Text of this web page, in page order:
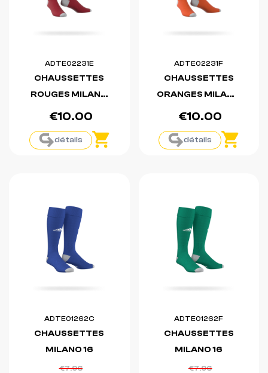
ADTE02231E
CHAUSSETTES
ROUGES MILANO
23
€10.00
détails
ADTE02231F
CHAUSSETTES
ORANGES MILANO
23
€10.00
détails
ADTE01262C
CHAUSSETTES
MILANO 16
€7.96
ADTE01262F
CHAUSSETTES
MILANO 16
€7.96